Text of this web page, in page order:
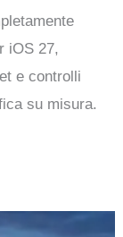
iOS 27,
e controlli
su misura.